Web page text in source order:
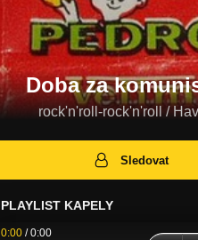
Doba za
rock'n'roll-rock'n'roll /
Sledovat
PLAYLIST KAPELY
0:00 /0:00